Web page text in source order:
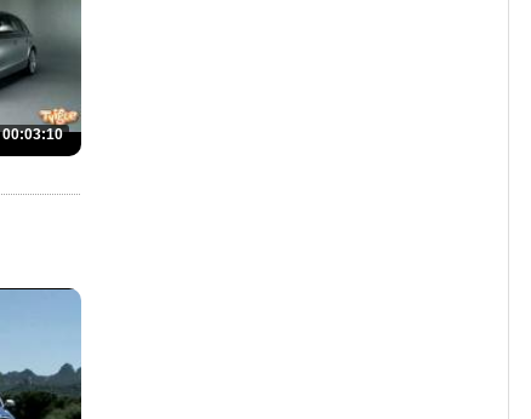
00:03:10